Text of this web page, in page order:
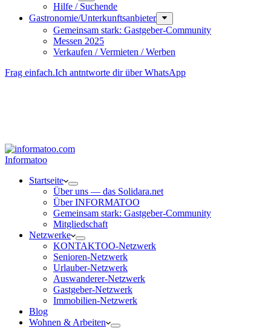
Hilfe / Suchende
Gastronomie/Unterkunftsanbieter
Gemeinsam stark: Gastgeber-Community
Messen 2025
Verkaufen / Vermieten / Werben
Frag einfach.Ich antntworte dir über WhatsApp
Informatoo
Start­seite
Über uns — das Solidara.net
Über INFORMATOO
Gemeinsam stark: Gastgeber-Community
Mitglied­schaft
Netzwerke
KONTAKTOO-Netzwerk
Senioren-Netzwerk
Urlauber-Netzwerk
Auswan­derer-Netzwerk
Gastgeber-Netzwerk
Immobilien-Netzwerk
Blog
Wohnen & Arbeiten